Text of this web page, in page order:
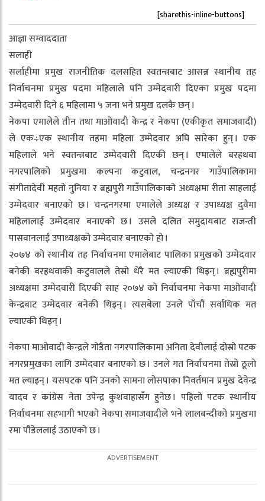
[sharethis-inline-buttons]
आज्ञा सम्वाददाता
सलाही
सर्लाहीमा प्रमुख राजनीतिक दलसहित स्वतन्त्रबाट आसन्न स्थानीय तह
निर्वाचनमा प्रमुख पदमा महिलाले पनि उम्मेदवारी दिएका प्रमुख पदमा
उम्मेदवारी दिने ६ महिलामा ५ जना भने प्रमुख दलकै छन् ।
नेकपा एमालेले तीन तथा माओवादी केन्द्र र नेकपा (एकीकृत समाजवादी)
ले एक÷एक स्थानीय तहमा महिला उम्मेदवार अघि सारेका हुन् । एक
महिलाले भने स्वतन्त्रबाट उम्मेदवारी दिएकी छन् । एमालेले बरहथवा
नगरपालिको प्रमुखमा कल्पना कटुवाल, चन्द्रनगर गाउँपालिकामा
संगीतादेवी महतो नुनिया र ब्रह्मपुरी गाउँपालिकाको अध्यक्षमा रीता साहलाई
उम्मेदवार बनाएको छ । चन्द्रनगरमा एमालेले अध्यक्ष र उपाध्यक्ष दुवैमा
महिलालाई उम्मेदवार बनाएको छ । उसले दलित समुदायबाट राजन्ती
पासवानलाई उपाध्यक्षको उम्मेदवार बनाएको हो ।
२०७४ को स्थानीय तह निर्वाचनमा एमालेबाट पालिका प्रमुखको उम्मेदवार
बनेकी बरहथवाकी कटुवालले तेस्रो धेरै मत ल्याएकी थिइन् । ब्रह्मपुरीमा
अध्यक्षमा उम्मेदवारी दिएकी साह २०७४ को निर्वाचनमा नेकपा माओवादी
केन्द्रबाट उम्मेदवार बनेकी थिइन् । त्यसबेला उनले पाँचौं सर्वाधिक मत
ल्याएकी थिइन् ।
नेकपा माओवादी केन्द्रले गोडैता नगरपालिकामा अनिता देवीलाई दोस्रो पटक
नगरप्रमुखका लागि उम्मेदवार बनाएको छ । उनले गत निर्वाचनमा तेस्रो ठूलो
मत ल्याइन् । यसपटक पनि उनको सामना लोसपाका निवर्तमान प्रमुख देवेन्द्र
यादव र कांग्रेस नेता उपेन्द्र कुशवाहासँग हुनेछ । पहिलो पटक स्थानीय
निर्वाचनमा सहभागी भएको नेकपा समाजवादीले भने लालबन्दीको प्रमुखमा
रमा पौडेललाई उठाएको छ ।